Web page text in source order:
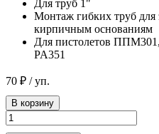
Для труб 1"
Монтаж гибких труб для
кирпичным основаниям
Для пистолетов
PA351
70 ₽ / уп.
В корзину